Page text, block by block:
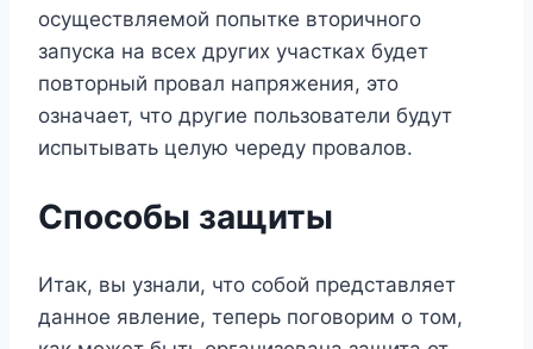
осуществляемой попытке вторичного
запуска на всех других участках будет
повторный провал напряжения, это
означает, что другие пользователи будут
испытывать целую череду провалов.
Способы защиты
Итак, вы узнали, что собой представляет
данное явление, теперь поговорим о том,